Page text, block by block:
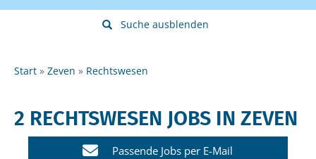
Suche ausblenden
Start Zeven Rechtswesen
2 RECHTSWESEN JOBS IN ZEVEN
Passende Jobs per E-Mail